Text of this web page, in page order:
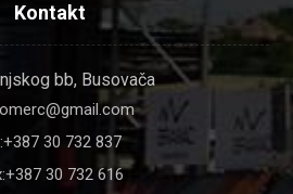
Kontakt
bb, Busovača
30 732 837
30 732 616